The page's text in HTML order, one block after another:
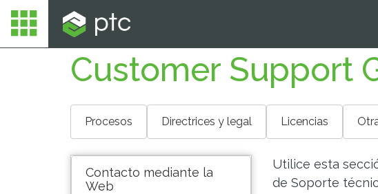
Customer Support
Procesos Directrices y legal Licencias
Contacto mediante la
Web
Utilice esta
de Soporte